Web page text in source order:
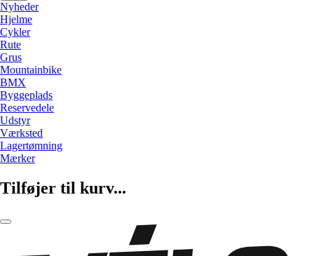
Nyheder
Hjelme
Cykler
Rute
Grus
Mountainbike
BMX
Byggeplads
Reservedele
Udstyr
Værksted
Lagertømning
Mærker
Tilføjer til kurv...